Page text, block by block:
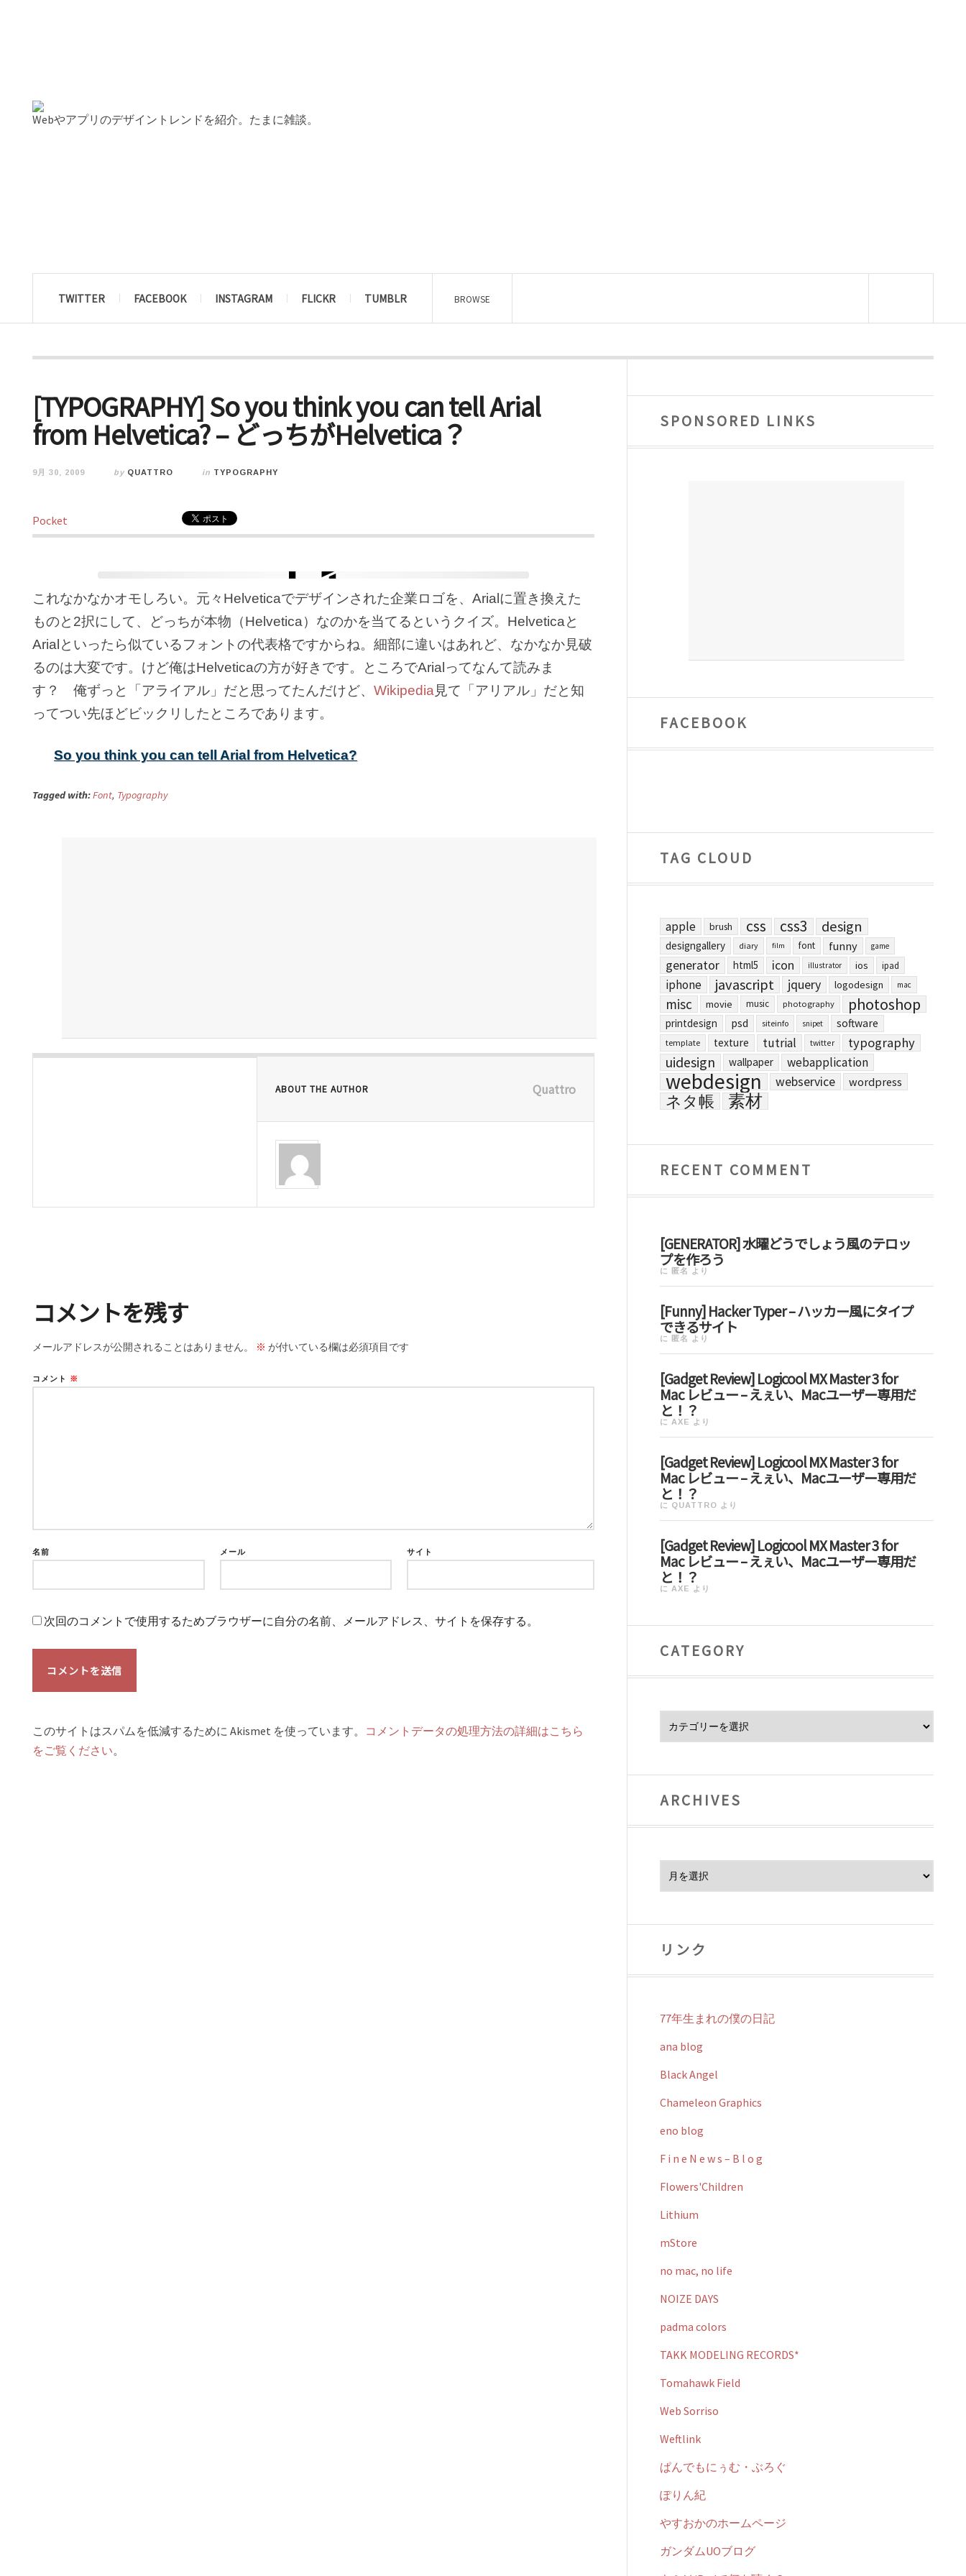
Webやアプリのデザイントレンドを紹介。たまに雑談。
TWITTER FACEBOOK INSTAGRAM FLICKR TUMBLR BROWSE
[TYPOGRAPHY] So you think you can tell Arial
from Helvetica? – どっちがHelvetica？
9月 30, 2009 by QUATTRO in TYPOGRAPHY
Pocket
これなかなかオモしろい。元々Helveticaでデザインされた企業ロゴを、Arialに置き換えた
ものと2択にして、どっちが本物（Helvetica）なのかを当てるというクイズ。Helveticaと
Arialといったら似ているフォントの代表格ですからね。細部に違いはあれど、なかなか見破
るのは大変です。けど俺はHelveticaの方が好きです。ところでArialってなんて読みま
す？ 俺ずっと「アライアル」だと思ってたんだけど、 Wikipedia 見て「アリアル」だと知
ってつい先ほどビックリしたところであります。
So you think you can tell Arial from Helvetica?
Tagged with:Font, Typography
ABOUT THE AUTHOR Quattro
コメントを残す
メールアドレスが公開されることはありません。 ※ が付いている欄は必須項目です
コメント ※
名前 メール サイト
次回のコメントで使用するためブラウザーに自分の名前、メールアドレス、サイトを保存する。
このサイトはスパムを低減するために Akismet を使っています。 コメントデータの処理方法の詳細はこちら
をご覧ください。
SPONSORED LINKS
FACEBOOK
TAG CLOUD
apple brush css css3 design
designgallery diary film font funny game
generator html5 icon illustrator ios ipad
iphone javascript jquery logodesign mac
misc movie music photography photoshop
printdesign psd siteinfo snipet software
template texture tutrial twitter typography
uidesign wallpaper webapplication
webdesign webservice wordpress
ネタ帳 素材
RECENT COMMENT
[GENERATOR] 水曜どうでしょう風のテロッ
プを作ろう
に 匿名 より
[Funny] Hacker Typer – ハッカー風にタイプ
できるサイト
に 匿名 より
[Gadget Review] Logicool MX Master 3 for
Mac レビュー – えぇい、Macユーザー専用だ
と！？
に AXE より
[Gadget Review] Logicool MX Master 3 for
Mac レビュー – えぇい、Macユーザー専用だ
と！？
に QUATTRO より
[Gadget Review] Logicool MX Master 3 for
Mac レビュー – えぇい、Macユーザー専用だ
と！？
に AXE より
CATEGORY
ARCHIVES
リンク
77年生まれの僕の日記
ana blog
Black Angel
Chameleon Graphics
eno blog
F i n e N e w s – B l o g
Flowers'Children
Lithium
mStore
no mac, no life
NOIZE DAYS
padma colors
TAKK MODELING RECORDS*
Tomahawk Field
Web Sorriso
Weftlink
ぱんでもにぅむ・ぶろぐ
ぽりん紀
やすおかのホームページ
ガンダムUOブログ